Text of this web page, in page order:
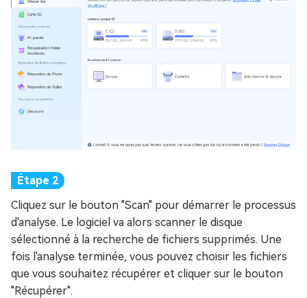
Cliquez sur le bouton "Scan" pour démarrer le processus
d'analyse. Le logiciel va alors scanner le disque
sélectionné à la recherche de fichiers supprimés. Une
fois l'analyse terminée, vous pouvez choisir les fichiers
que vous souhaitez récupérer et cliquer sur le bouton
"Récupérer".